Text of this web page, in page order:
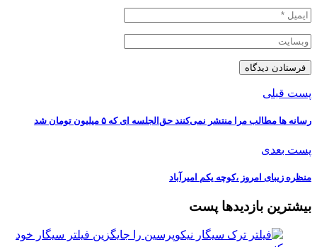
پست قبلی
رسانه ها مطالب مرا منتشر نمی‌کنند حق‌الجلسه ای که ۵ میلیون تومان شد
پست بعدی
منظره‌‌ زیبای امروز ،کوچه یکم امیرآباد
بیشترین بازدیدها پست